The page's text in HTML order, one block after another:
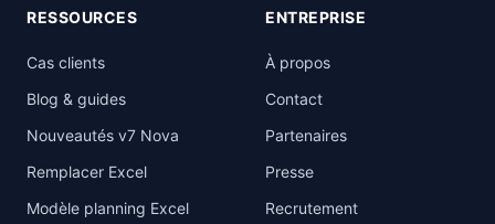
RESSOURCES
Cas clients
Blog & guides
Nouveautés v7 Nova
Remplacer Excel
Modèle planning Excel
ENTREPRISE
À propos
Contact
Partenaires
Presse
Recrutement